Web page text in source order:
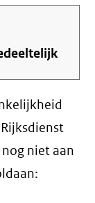
niet aan